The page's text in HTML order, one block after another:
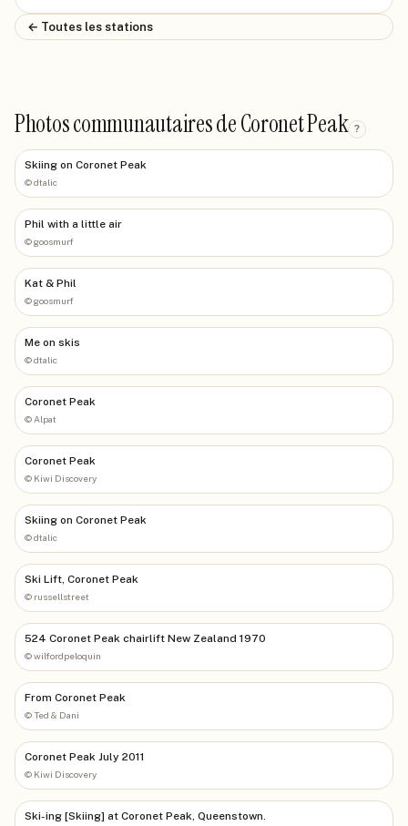
← Toutes les stations
Photos communautaires de Coronet Peak ?
Skiing on Coronet Peak
©dtalic
Phil with a little air
©goosmurf
Kat & Phil
©goosmurf
Me on skis
©dtalic
Coronet Peak
© Alpat
Coronet Peak
© Kiwi Discovery
Skiing on Coronet Peak
©dtalic
Ski Lift, Coronet Peak
© russellstreet
524 Coronet Peak chairlift New Zealand 1970
©wilfordpeloquin
From Coronet Peak
©Ted & Dani
Coronet Peak July 2011
© Kiwi Discovery
Ski-ing [Skiing] at Coronet Peak, Queenstown.